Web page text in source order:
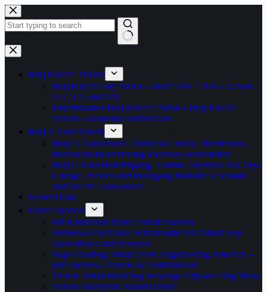
Zum
Inhalt
springen
Keine
Ergebnisse
Burj Khalifa Tickets
Burj Khalifa Sky Ticket – SKIP THE LINE – Levels
124, 125 und 148
Eintrittskarten Burj Khalifa Dubai – Burj Khalifa
Tickets – kostenlos vorbestellen
Burj al Arab Tickets
Burj Al Arab Dubai, Dinner & Lunch, Abendessen,
Restaurant-Reservierung kostenlos vorbestellen
Burj al Arab Besichtigung, Teatime, Skyview Bar, Sky-
Lounge, Besuch und Rundgang inklusive Cocktails
und Tee im Luxus-Hotel
Travel Deals
Dubai Specials
Mit Kindern in Dubai Urlaub machen
Wüsten-Safari Dubai Wüstensafari mit Allrad Jeep
Quad-Bikes und Scootern
Segel-Ausflug Dubai Creek Angelausflug Jumeirah –
jetzt buchen – Tickets & Eintrittskarten
Tickets Dubai Rundflug Seawings Airplane Flug Show
Tickets Waterpark Atlantis Dubai